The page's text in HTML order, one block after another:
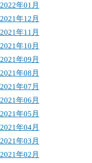
2022年01月
2021年12月
2021年11月
2021年10月
2021年09月
2021年08月
2021年07月
2021年06月
2021年05月
2021年04月
2021年03月
2021年02月